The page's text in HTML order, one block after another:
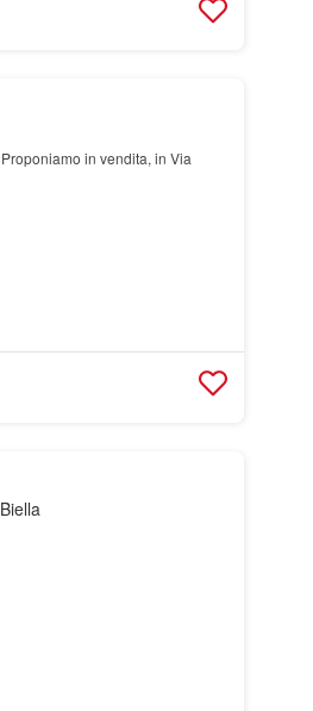
in vendita, in Via